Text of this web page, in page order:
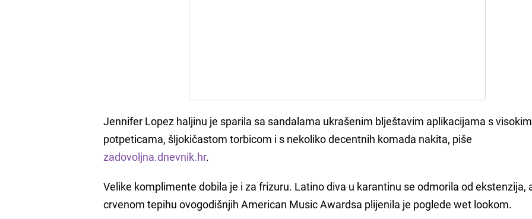
Jennifer Lopez haljinu je sparila sa sandalama ukrašenim blještavim aplikacijama s visokim
potpeticama, šljokičastom torbicom i s nekoliko decentnih komada nakita, piše
zadovoljna.dnevnik.hr.
Velike komplimente dobila je i za frizuru. Latino diva u karantinu se odmorila od ekstenzija,
crvenom tepihu ovogodišnjih American Music Awardsa plijenila je poglede wet lookom.